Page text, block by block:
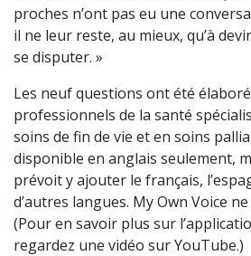
proches n’ont pas eu une
il ne leur reste, au mieux, qu’à
se disputer. »
Les neuf questions ont été
professionnels de la santé
soins de fin de vie et en soins
disponible en anglais seulement,
prévoit y ajouter le français,
d’autres langues. My Own Voice
(Pour en savoir plus sur
regardez une vidéo sur YouTube.)